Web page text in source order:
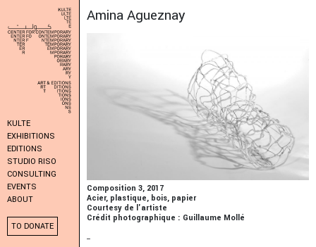
KULTE
EXHIBITIONS
EDITIONS
STUDIO RISO
CONSULTING
EVENTS
ABOUT
TO DONATE
Amina Agueznay
Composition 3, 2017
Acier, plastique, bois, papier
Courtesy de l'artiste
Crédit photographique : Guillaume Mollé
_